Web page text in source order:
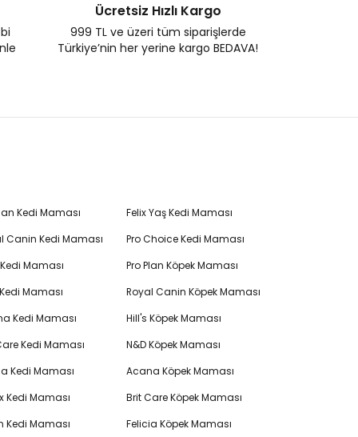
Ücretsiz Hızlı Kargo
999 TL ve üzeri tüm siparişlerde
Türkiye’nin her yerine kargo BEDAVA!
Kedi Maması
Canin Kedi Maması
Maması
Maması
Kedi Maması
Kedi Maması
Kedi Maması
Kedi Maması
Kedi Maması
Felix Yaş Kedi Maması
Pro Choice Kedi Maması
Pro Plan Köpek Maması
Royal Canin Köpek Maması
Hill's Köpek Maması
N&D Köpek Maması
Acana Köpek Maması
Brit Care Köpek Maması
Felicia Köpek Maması